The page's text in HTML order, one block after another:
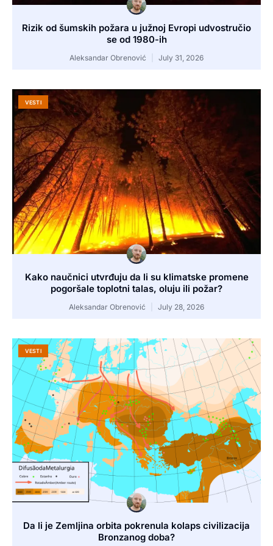
Rizik od šumskih požara u južnoj Evropi udvostručio
se od 1980-ih
Aleksandar Obrenović July 31, 2026
VESTI
Kako naučnici utvrđuju da li su klimatske promene
pogoršale toplotni talas, oluju ili požar?
Aleksandar Obrenović July 28, 2026
VESTI
Da li je Zemljina orbita pokrenula kolaps civilizacija
Bronzanog doba?